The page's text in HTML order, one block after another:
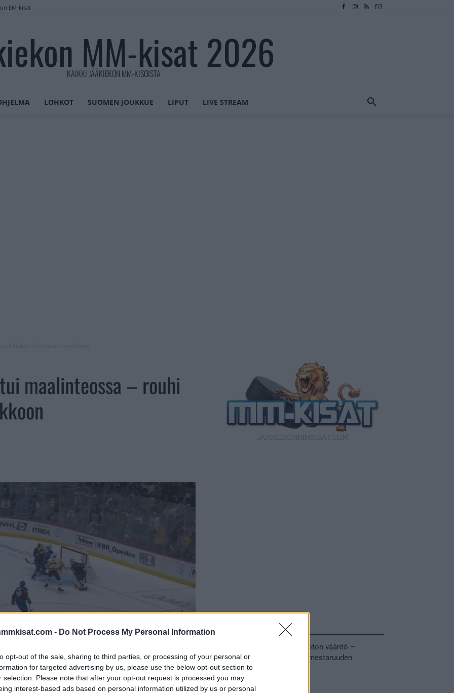
- Do Not Process My Personal Information
opt-out of the sale, sharing to third parties, or processing of your personal or
for targeted advertising by us, please use the below opt-out section to
selection. Please note that after your opt-out request is processed you may
interest-based ads based on personal information utilized by us or personal
EM-kisat
MM-kisat 2026
KAIKKI JÄÄKIEKON MM-KISOISTA
LOHKOT SUOMEN JOUKKUE LIPUT LIVE STREAM
maalinteossa – rouhi
Jesse Puljujärvi oli oikeassa paikassa oikeaan
Tuoreimmat uutiset
MM-kullasta käytiin armoton vääntö –
Leijonat voitti maailmanmestaruuden
jatkoajalla
31.05.2026 23:27